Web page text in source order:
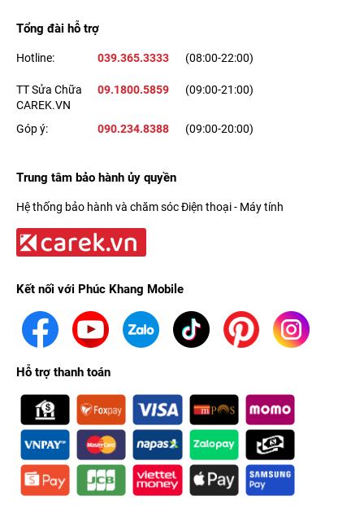
Tổng đài hỗ trợ
Hotline: 039.365.3333 (08:00-22:00)
TT Sửa Chữa
CAREK.VN
09.1800.5859 (09:00-21:00)
Góp ý: 090.234.8388 (09:00-20:00)
Trung tâm bảo hành ủy quyền
Hệ thống bảo hành và chăm sóc Điện thoại - Máy tính
Kết nối với Phúc Khang Mobile
Hỗ trợ thanh toán